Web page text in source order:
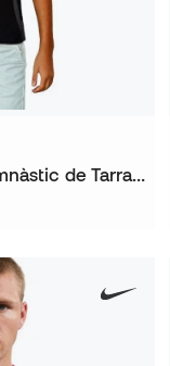
Koszulka Polo Kids Gimnàstic de Tarragona 2024-2025 Przed meczem